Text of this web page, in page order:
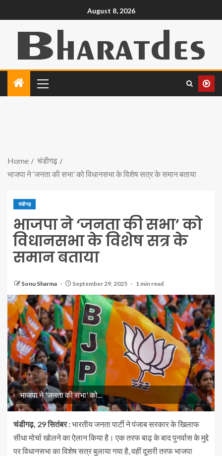
August 8, 2026
Home
चंडीगढ़
भाजपा ने ‘जनता की सभा’ ​​को विधानसभा के विशेष सत्र के समान बताया
चंडीगढ़
भाजपा ने ‘जनता की सभा’ ​​को
विधानसभा के विशेष सत्र के
समान बताया
Sonu Sharma September 29, 2025 1 min read
भाजपा ने 'जनता की सभा' ​​को...
चंडीगढ़, 29 सितंबर :भारतीय जनता पार्टी ने पंजाब सरकार के खिलाफ
सीधा मोर्चा खोलने का ऐलान किया है। एक तरफ बाढ़ के बाद पुनर्वास के मुद्दे
पर विधानसभा का विशेष सत्र बुलाया गया है, वहीं दूसरी तरफ भाजपा